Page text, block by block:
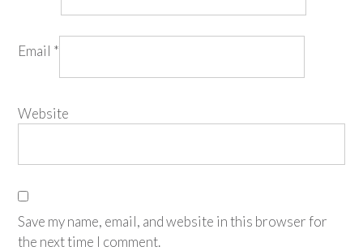
Email *
Website
Save my name, email, and website in this browser for
the next time I comment.